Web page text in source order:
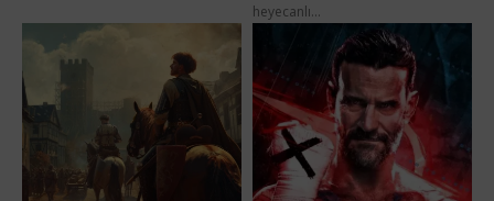
heyecanlı...